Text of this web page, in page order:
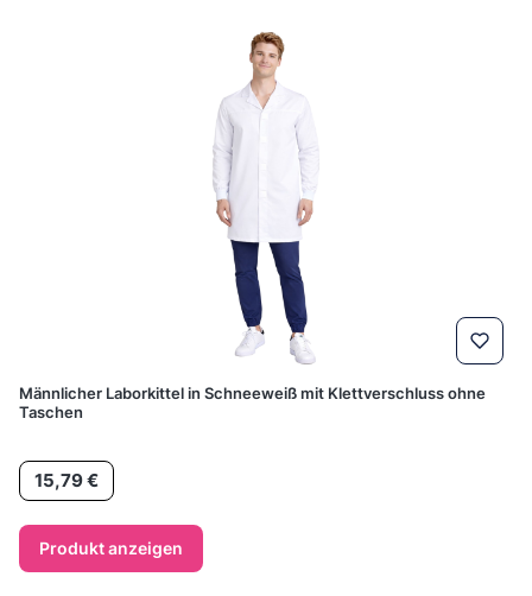
Männlicher Laborkittel in Schneeweiß mit Klettverschluss ohne
Taschen
Preis
15,79 €
Produkt anzeigen